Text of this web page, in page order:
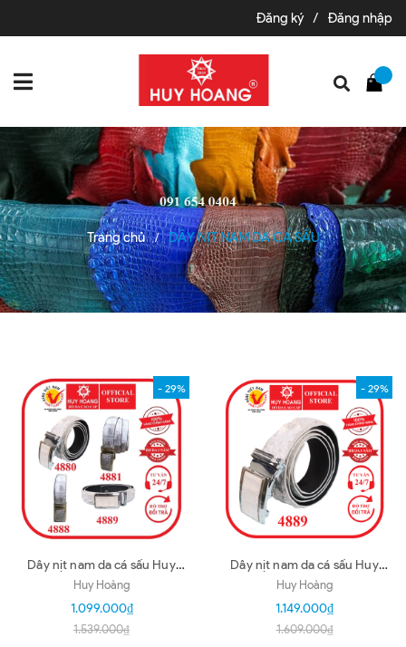
Đăng ký / Đăng nhập
Trang chủ / DÂY NỊT NAM DA CÁ SẤU
- 29%
Dây nịt nam da cá sấu Huy
Hoàng nhiều loại màu bạch
tạng HD4880-89
Huy Hoàng
1.099.000₫
1.539.000₫
- 29%
Dây nịt nam da cá sấu Huy
Hoàng 3,5P màu bạch tạng
HD4880
Huy Hoàng
1.149.000₫
1.609.000₫